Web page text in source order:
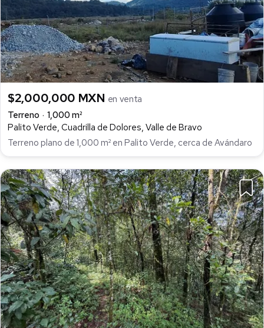
$2,000,000 MXN en venta
Terreno
1,000 m²
Palito Verde, Cuadrilla de Dolores, Valle de Bravo
Terreno plano de 1,000 m² en Palito Verde, cerca de Avándaro